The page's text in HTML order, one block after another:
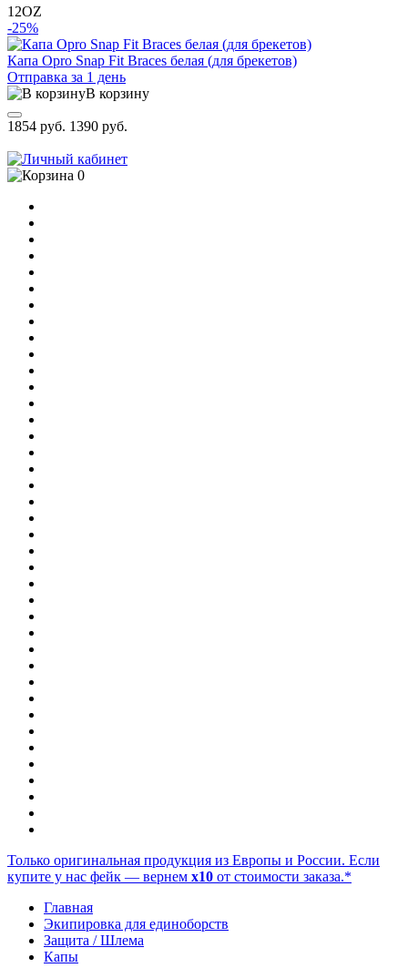
12OZ
-25%
Капа Opro Snap Fit Braces белая (для брекетов)
Отправка за 1 день
В корзину
1854 руб. 1390 руб.
0
Только оригинальная продукция из Европы и России. Если
купите у нас фейк — вернем x10 от стоимости заказа.*
Главная
Экипировка для единоборств
Защита / Шлема
Капы